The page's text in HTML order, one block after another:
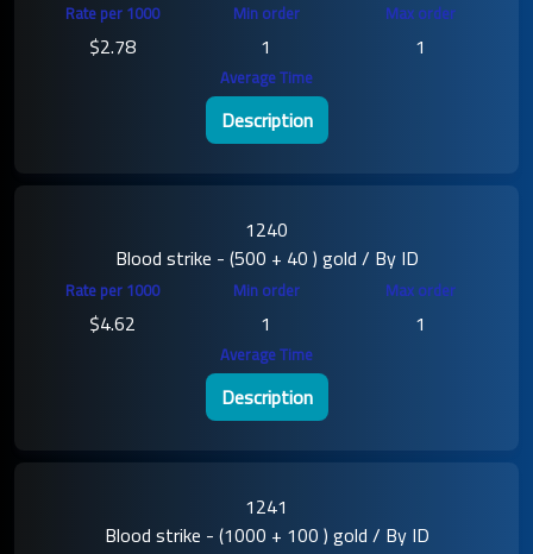
$2.78
1 1
Description
1240
Blood strike - (500 + 40 ) gold / By ID
$4.62
1 1
Description
1241
Blood strike - (1000 + 100 ) gold / By ID